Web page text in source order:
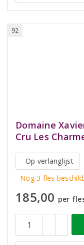
92
Domaine
Cru Les
Op verlanglijst
Nog 3 fles
185,00 per